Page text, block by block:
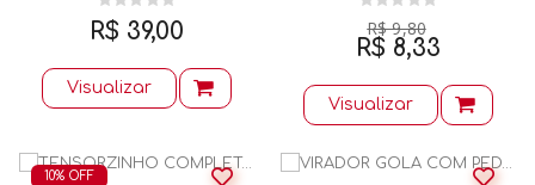
R$ 39,00
Visualizar
R$ 9,80
R$ 8,33
Visualizar
10% OFF